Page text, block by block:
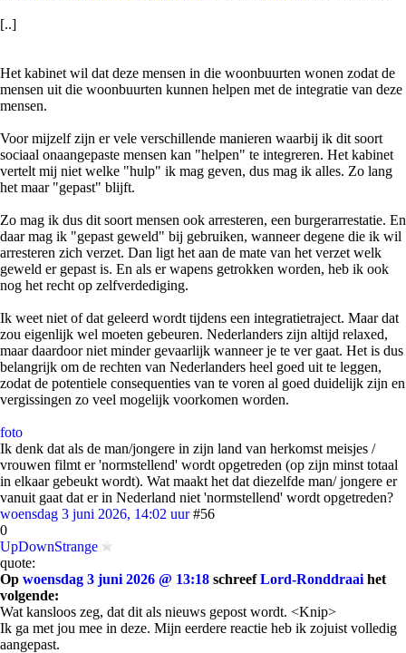
[..]
Het kabinet wil dat deze mensen in die woonbuurten wonen zodat de
mensen uit die woonbuurten kunnen helpen met de integratie van deze
mensen.
Voor mijzelf zijn er vele verschillende manieren waarbij ik dit soort
sociaal onaangepaste mensen kan "helpen" te integreren. Het kabinet
vertelt mij niet welke "hulp" ik mag geven, dus mag ik alles. Zo lang
het maar "gepast" blijft.
Zo mag ik dus dit soort mensen ook arresteren, een burgerarrestatie. En
daar mag ik "gepast geweld" bij gebruiken, wanneer degene die ik wil
arresteren zich verzet. Dan ligt het aan de mate van het verzet welk
geweld er gepast is. En als er wapens getrokken worden, heb ik ook
nog het recht op zelfverdediging.
Ik weet niet of dat geleerd wordt tijdens een integratietraject. Maar dat
zou eigenlijk wel moeten gebeuren. Nederlanders zijn altijd relaxed,
maar daardoor niet minder gevaarlijk wanneer je te ver gaat. Het is dus
belangrijk om de rechten van Nederlanders heel goed uit te leggen,
zodat de potentiele consequenties van te voren al goed duidelijk zijn en
vergissingen zo veel mogelijk voorkomen worden.
foto
Ik denk dat als de man/jongere in zijn land van herkomst meisjes /
vrouwen filmt er 'normstellend' wordt opgetreden (op zijn minst totaal
in elkaar gebeukt wordt). Wat maakt het dat diezelfde man/ jongere er
vanuit gaat dat er in Nederland niet 'normstellend' wordt opgetreden?
woensdag 3 juni 2026, 14:02 uur #56
0
UpDownStrange
quote:
Op woensdag 3 juni 2026 @ 13:18 schreefLord-Ronddraai het
volgende:
Wat kansloos zeg, dat dit als nieuws gepost wordt. <Knip>
Ik ga met jou mee in deze. Mijn eerdere reactie heb ik zojuist volledig
aangepast.